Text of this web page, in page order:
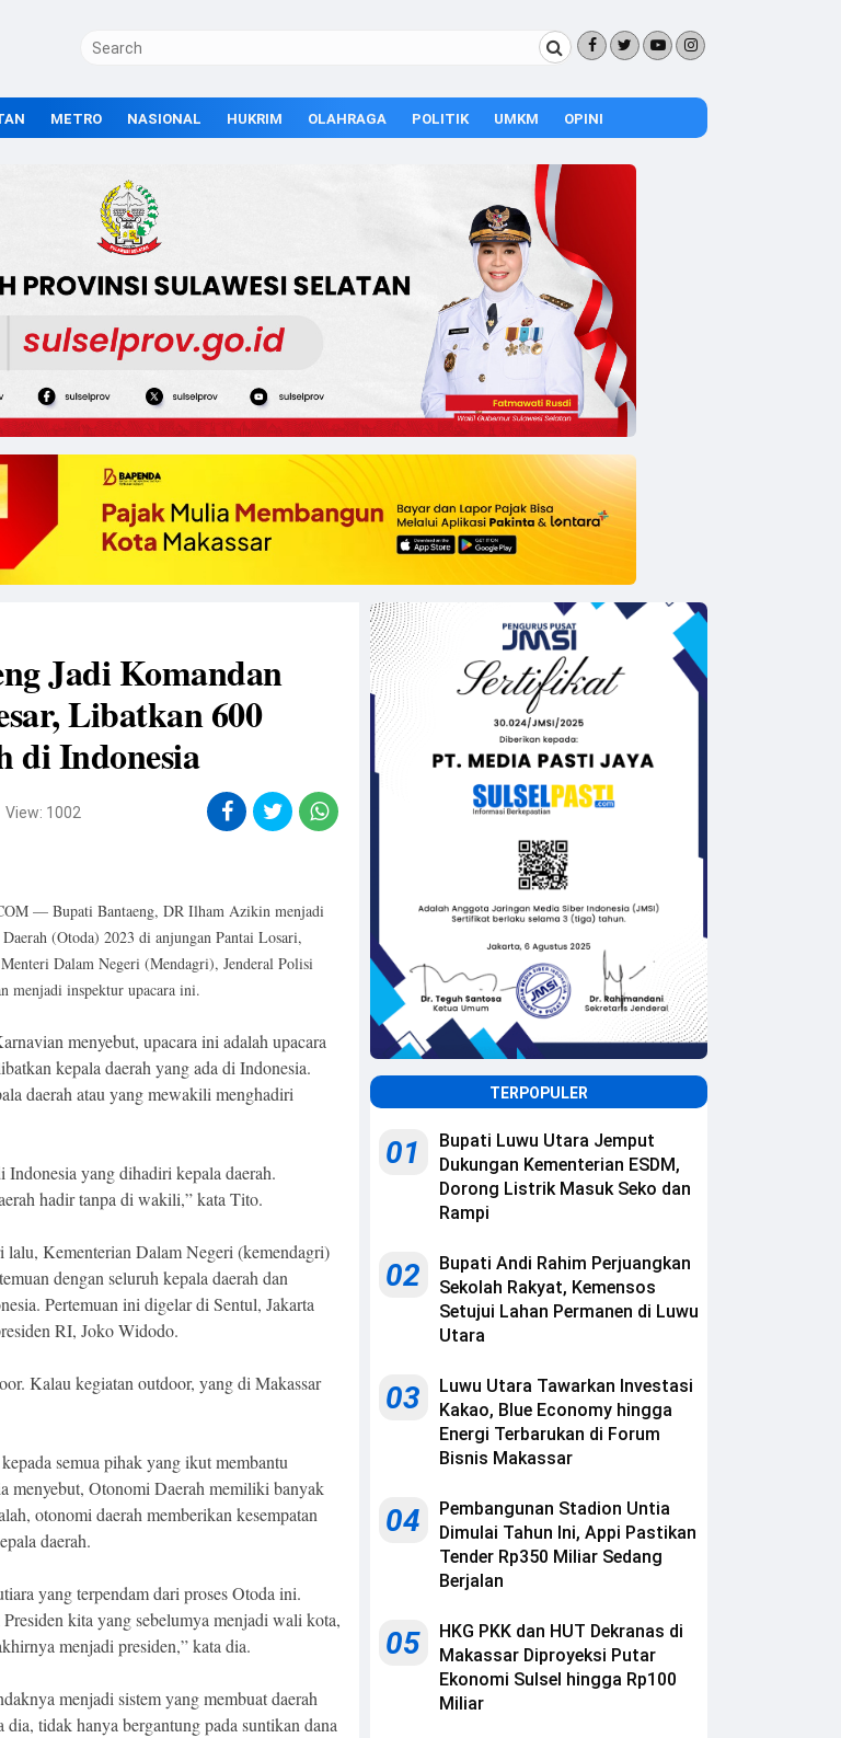
METRO NASIONAL HUKRIM OLAHRAGA POLITIK UMKM OPINI
Jadi Komandan
Libatkan 600
di Indonesia
View: 1002
— Bupati Bantaeng, DR Ilham Azikin menjadi
(Otoda) 2023 di anjungan Pantai Losari,
Dalam Negeri (Mendagri), Jenderal Polisi
menjadi inspektur upacara ini.
menyebut, upacara ini adalah upacara
kepala daerah yang ada di Indonesia.
daerah atau yang mewakili menghadiri
Indonesia yang dihadiri kepala daerah.
hadir tanpa di wakili,” kata Tito.
lalu, Kementerian Dalam Negeri (kemendagri)
dengan seluruh kepala daerah dan
Pertemuan ini digelar di Sentul, Jakarta
RI, Joko Widodo.
Kalau kegiatan outdoor, yang di Makassar
semua pihak yang ikut membantu
menyebut, Otonomi Daerah memiliki banyak
otonomi daerah memberikan kesempatan
daerah.
yang terpendam dari proses Otoda ini.
kita yang sebelumya menjadi wali kota,
menjadi presiden,” kata dia.
menjadi sistem yang membuat daerah
tidak hanya bergantung pada suntikan dana
TERPOPULER
01
Bupati Luwu Utara Jemput
Dukungan Kementerian ESDM,
Dorong Listrik Masuk Seko dan
Rampi
02
Bupati Andi Rahim Perjuangkan
Sekolah Rakyat, Kemensos
Setujui Lahan Permanen di Luwu
Utara
03
Luwu Utara Tawarkan Investasi
Kakao, Blue Economy hingga
Energi Terbarukan di Forum
Bisnis Makassar
04
Pembangunan Stadion Untia
Dimulai Tahun Ini, Appi Pastikan
Tender Rp350 Miliar Sedang
Berjalan
05
HKG PKK dan HUT Dekranas di
Makassar Diproyeksi Putar
Ekonomi Sulsel hingga Rp100
Miliar